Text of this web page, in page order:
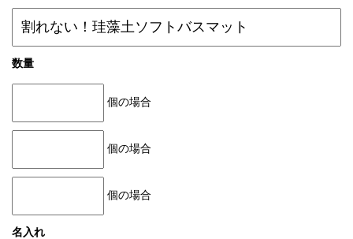
数量
個の場合
個の場合
個の場合
名入れ